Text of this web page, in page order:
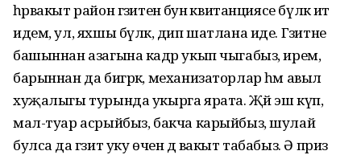
һәрвакыт район гәзитенә әбунә квитанциясе бүләк итә
идем, ул, яхшы бүләк, дип шатлана иде. Гәзитне
башыннан азагына кадәр укып чыгабыз, ирем,
барыннан да бигрәк, механизаторлар һәм авыл
хуҗалыгы турында укырга ярата. Җәй эш күп,
мал-туар асрыйбыз, бакча карыйбыз, шулай
булса да гәзит уку өчен дә вакыт табабыз. Ә приз